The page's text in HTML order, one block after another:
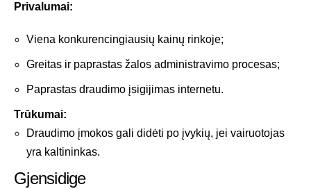
Privalumai:
Viena konkurencingiausių kainų rinkoje;
Greitas ir paprastas žalos administravimo procesas;
Paprastas draudimo įsigijimas internetu.
Trūkumai:
Draudimo įmokos gali didėti po įvykių, jei vairuotojas
yra kaltininkas.
Gjensidige